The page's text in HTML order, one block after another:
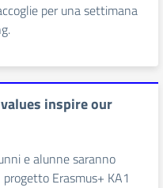
per una settimana
inspire our
e alunne saranno
Erasmus+ KA1